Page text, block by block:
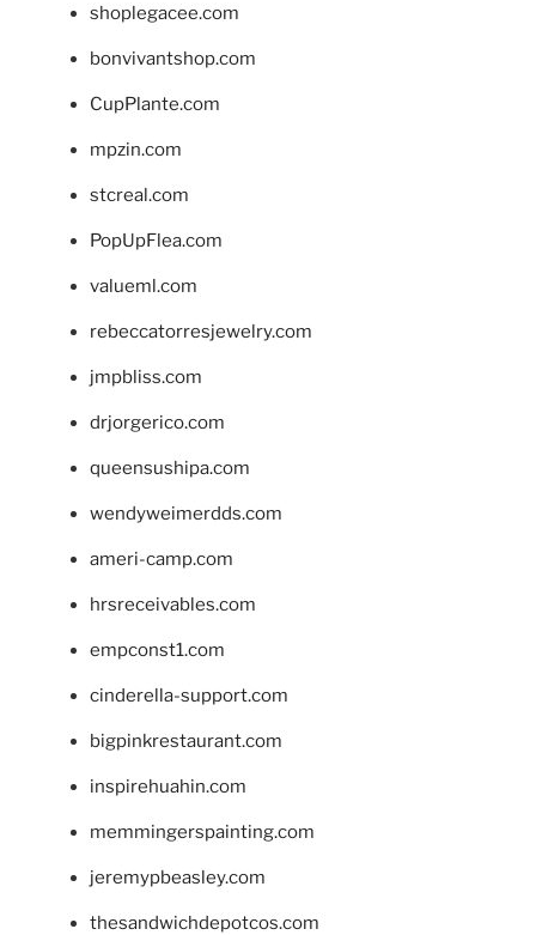
shoplegacee.com
bonvivantshop.com
CupPlante.com
mpzin.com
stcreal.com
PopUpFlea.com
valueml.com
rebeccatorresjewelry.com
jmpbliss.com
drjorgerico.com
queensushipa.com
wendyweimerdds.com
ameri-camp.com
hrsreceivables.com
empconst1.com
cinderella-support.com
bigpinkrestaurant.com
inspirehuahin.com
memmingerspainting.com
jeremypbeasley.com
thesandwichdepotcos.com